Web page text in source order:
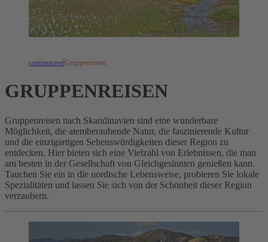
contrastravelGruppenreisen
GRUPPENREISEN
Gruppenreisen nach Skandinavien sind eine wunderbare
Möglichkeit, die atemberaubende Natur, die faszinierende Kultur
und die einzigartigen Sehenswürdigkeiten dieser Region zu
entdecken. Hier bieten sich eine Vielzahl von Erlebnissen, die man
am besten in der Gesellschaft von Gleichgesinnten genießen kann.
Tauchen Sie ein in die nordische Lebensweise, probieren Sie lokale
Spezialitäten und lassen Sie sich von der Schönheit dieser Region
verzaubern.